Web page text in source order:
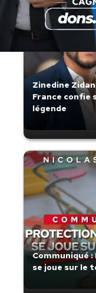
Zinedine
France confie
légende
Communiqué
se joue sur le